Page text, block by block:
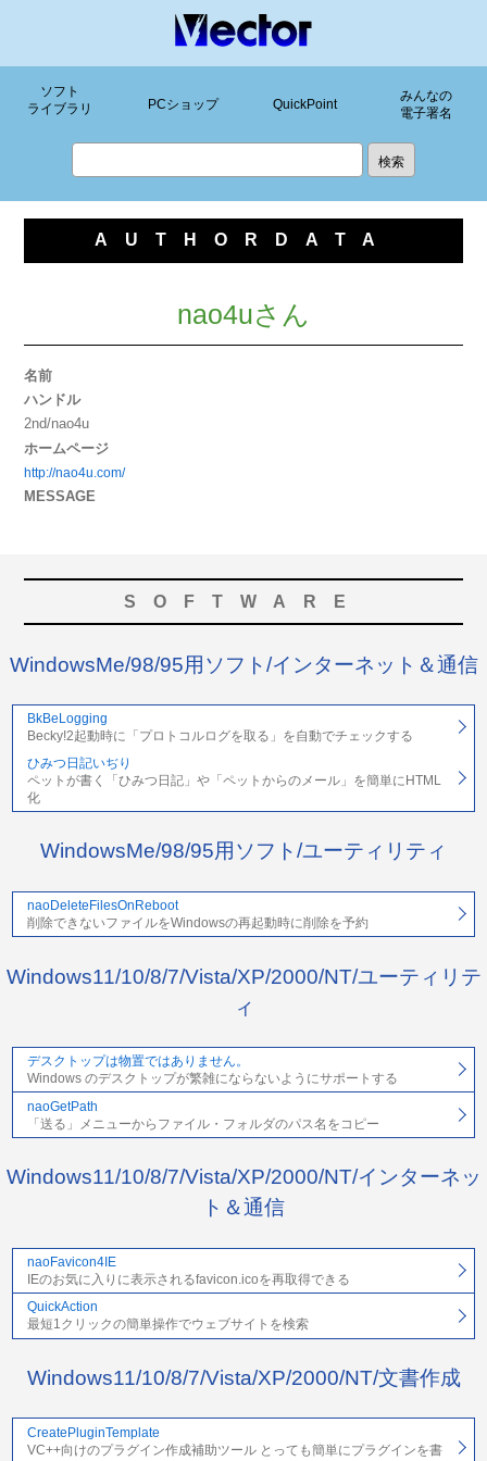
ソフト
ライブラリ
PCショップ QuickPoint
みんなの
電子署名
AUTHORDATA
nao4uさん
名前
ハンドル
2nd/nao4u
ホームページ
http://nao4u.com/
MESSAGE
SOFTWARE
WindowsMe/98/95用ソフト/インターネット＆通信
BkBeLogging
Becky!2起動時に「プロトコルログを取る」を自動でチェックする
ひみつ日記いぢり
ペットが書く「ひみつ日記」や「ペットからのメール」を簡単にHTML
化
WindowsMe/98/95用ソフト/ユーティリティ
naoDeleteFilesOnReboot
削除できないファイルをWindowsの再起動時に削除を予約
Windows11/10/8/7/Vista/XP/2000/NT/ユーティリテ
ィ
デスクトップは物置ではありません。
Windows のデスクトップが繁雑にならないようにサポートする
naoGetPath
「送る」メニューからファイル・フォルダのパス名をコピー
Windows11/10/8/7/Vista/XP/2000/NT/インターネッ
ト＆通信
naoFavicon4IE
IEのお気に入りに表示されるfavicon.icoを再取得できる
QuickAction
最短1クリックの簡単操作でウェブサイトを検索
Windows11/10/8/7/Vista/XP/2000/NT/文書作成
CreatePluginTemplate
VC++向けのプラグイン作成補助ツール とっても簡単にプラグインを書